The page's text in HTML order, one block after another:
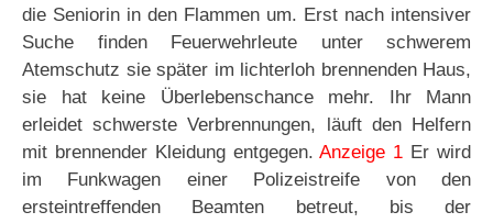
die Seniorin in den Flammen um. Erst nach intensiver
Suche finden Feuerwehrleute unter schwerem
Atemschutz sie später im lichterloh brennenden Haus,
sie hat keine Überlebenschance mehr. Ihr Mann
erleidet schwerste Verbrennungen, läuft den Helfern
mit brennender Kleidung entgegen.Anzeige 1 Er wird
im Funkwagen einer Polizeistreife von den
ersteintreffenden Beamten betreut, bis der